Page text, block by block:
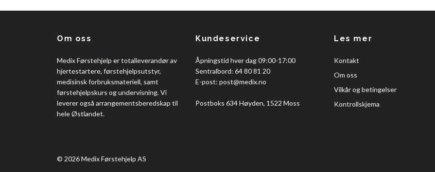
Om oss
Medix Førstehjelp er totalleverandør av
hjertestartere, førstehjelpsutstyr,
medisinsk forbruksmateriell, samt
førstehjelpskurs og undervisning. Vi
leverer også arrangementsberedskap til
hele Østlandet.
Kundeservice
Åpningstid hver dag 09:00-17:00
Sentralbord: 64 80 81 20
E-post: post@medix.no
Postboks 634 Høyden, 1522 Moss
Les mer
Kontakt
Om oss
Vilkår og betingelser
Kontrollskjema
© 2026 Medix Førstehjelp AS